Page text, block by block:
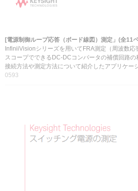
[電源制御ループ応答（ボード線図）測定」(全11
InfiniiVisionシリーズを用いてFRA測定（周波数
スコープでできるDC-DCコンバータの補償回路
接続方法や測定方法について紹介したアプリケー
0593